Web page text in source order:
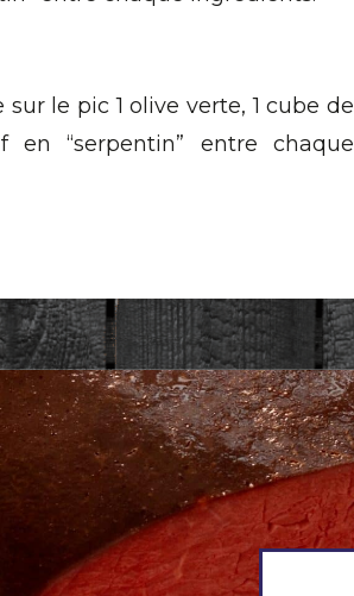
sur le pic 1 olive verte, 1 cube de
“serpentin” entre chaque